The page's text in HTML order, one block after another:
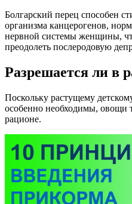
Болгарский перец способен
организма канцерогенов,
нервной системы женщины,
преодолеть послеродовую
Разрешается ли в
Поскольку растущему
особенно необходимы, овощи
рационе.